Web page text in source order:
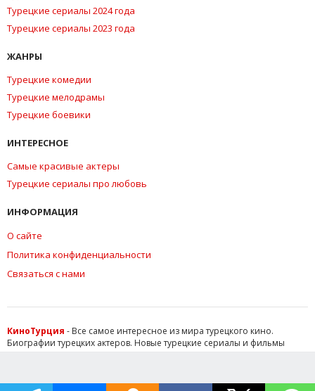
Турецкие сериалы 2024 года
Турецкие сериалы 2023 года
ЖАНРЫ
Турецкие комедии
Турецкие мелодрамы
Турецкие боевики
ИНТЕРЕСНОЕ
Самые красивые актеры
Турецкие сериалы про любовь
ИНФОРМАЦИЯ
О сайте
Политика конфиденциальности
Связаться с нами
КиноТурция - Все самое интересное из мира турецкого кино.
Биографии турецких актеров. Новые турецкие сериалы и фильмы